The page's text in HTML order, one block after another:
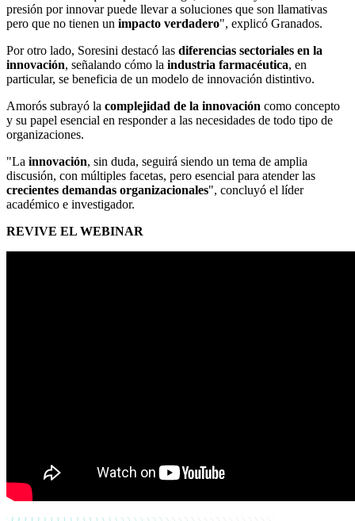
presión por innovar puede llevar a soluciones que son llamativas
pero que no tienen un impacto verdadero", explicó Granados.
Por otro lado, Soresini destacó las diferencias sectoriales en la
innovación, señalando cómo la industria farmacéutica, en
particular, se beneficia de un modelo de innovación distintivo.
Amorós subrayó la complejidad de la innovación como concepto
y su papel esencial en responder a las necesidades de todo tipo de
organizaciones.
"La innovación, sin duda, seguirá siendo un tema de amplia
discusión, con múltiples facetas, pero esencial para atender las
crecientes demandas organizacionales", concluyó el líder
académico e investigador.
REVIVE EL WEBINAR